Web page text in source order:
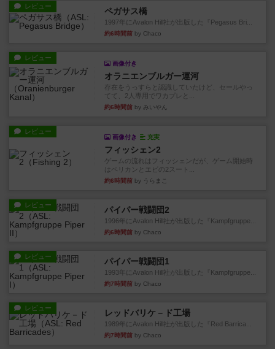
レビュー ペガサス橋
1997年にAvalon Hill社が出版した『Pegasus Bri...
約6時間前 by Chaco
レビュー
画像付き
オラニエンブルガー運河
存在をうっすらと認識していたけど、セールやっ
てて、2人専用でワカプレと...
約6時間前 by みいやん
レビュー
画像付き 充実
フィッシェン2
ゲームの流れはフィッシェンだが、ゲーム開始時
はペリカンとエビの2スート...
約6時間前 by うらまこ
レビュー パイパー戦闘団2
1996年にAvalon Hill社が出版した『Kampfgruppe...
約6時間前 by Chaco
レビュー パイパー戦闘団1
1993年にAvalon Hill社が出版した『Kampfgruppe...
約7時間前 by Chaco
レビュー レッドバリケ－ド工場
1989年にAvalon Hill社が出版した『Red Barrica...
約7時間前 by Chaco